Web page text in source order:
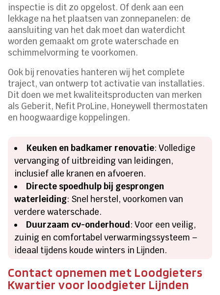
inspectie is dit zo opgelost. Of denk aan een
lekkage na het plaatsen van zonnepanelen: de
aansluiting van het dak moet dan waterdicht
worden gemaakt om grote waterschade en
schimmelvorming te voorkomen.
Ook bij renovaties hanteren wij het complete
traject, van ontwerp tot activatie van installaties.
Dit doen we met kwaliteitsproducten van merken
als Geberit, Nefit ProLine, Honeywell thermostaten
en hoogwaardige koppelingen.
Keuken en badkamer renovatie: Volledige
vervanging of uitbreiding van leidingen,
inclusief alle kranen en afvoeren.
Directe spoedhulp bij gesprongen
waterleiding: Snel herstel, voorkomen van
verdere waterschade.
Duurzaam cv-onderhoud: Voor een veilig,
zuinig en comfortabel verwarmingssysteem –
ideaal tijdens koude winters in Lijnden.
Contact opnemen met Loodgieters
Kwartier voor loodgieter Lijnden